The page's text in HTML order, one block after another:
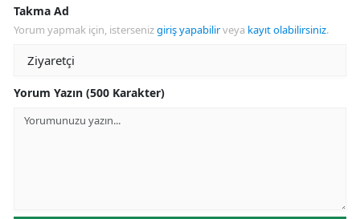
Takma Ad
Yorum yapmak için, istersenizgiriş yapabilirveya kayıt olabilirsiniz.
Yorum Yazın (500 Karakter)